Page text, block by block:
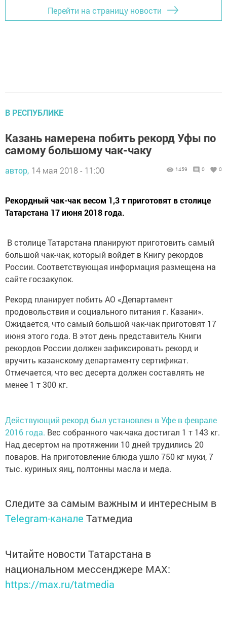
Перейти на страницу новости
В РЕСПУБЛИКЕ
Казань намерена побить рекорд Уфы по
самому большому чак-чаку
автор, 14 мая 2018 - 11:00 1459 0 0
Рекордный чак-чак весом 1,3 т приготовят в столице
Татарстана 17 июня 2018 года.
В столице Татарстана планируют приготовить самый
большой чак-чак, который войдет в Книгу рекордов
России. Соответствующая информация размещена на
сайте госзакупок.
Рекорд планирует побить АО «Департамент
продовольствия и социального питания г. Казани».
Ожидается, что самый большой чак-чак приготовят 17
июня этого года. В этот день представитель Книги
рекордов России должен зафиксировать рекорд и
вручить казанскому департаменту сертификат.
Отмечается, что вес десерта должен составлять не
менее 1 т 300 кг.
Действующий рекорд был установлен в Уфе в феврале
2016 года. Вес собранного чак-чака достигал 1 т 143 кг.
Над десертом на протяжении 10 дней трудились 20
поваров. На приготовление блюда ушло 750 кг муки, 7
тыс. куриных яиц, полтонны масла и меда.
Следите за самым важным и интересным в
Telegram-канале Татмедиа
Читайте новости Татарстана в
национальном мессенджере MАХ:
https://max.ru/tatmedia